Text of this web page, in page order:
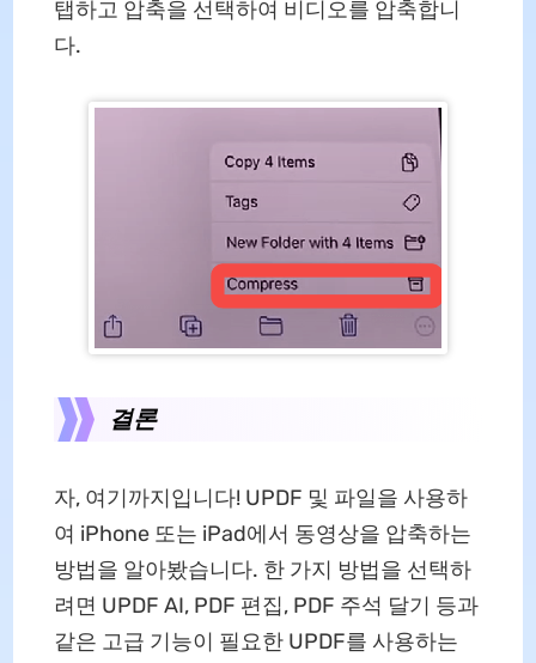
탭하고 압축을 선택하여 비디오를 압축합니
다.
결론
자, 여기까지입니다! UPDF 및 파일을 사용하
여 iPhone 또는 iPad에서 동영상을 압축하는
방법을 알아봤습니다. 한 가지 방법을 선택하
려면 UPDF AI, PDF 편집, PDF 주석 달기 등과
같은 고급 기능이 필요한 UPDF를 사용하는